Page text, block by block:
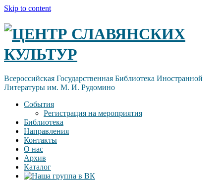
Skip to content
ЦЕНТР СЛАВЯНСКИХ
КУЛЬТУР
Всероссийская Государственная Библиотека Иностранной
Литературы им. М. И. Рудомино
События
Регистрация на мероприятия
Библиотека
Направления
Контакты
О нас
Архив
Каталог